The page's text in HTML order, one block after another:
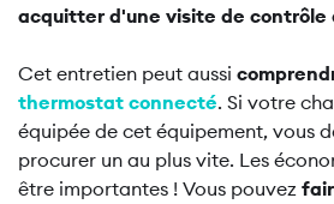
acquitter d'une visite de contrôle
Cet entretien peut aussi
thermostat connecté. Si votre
équipée de cet équipement, vous
procurer un au plus vite. Les
être importantes ! Vous pouvez